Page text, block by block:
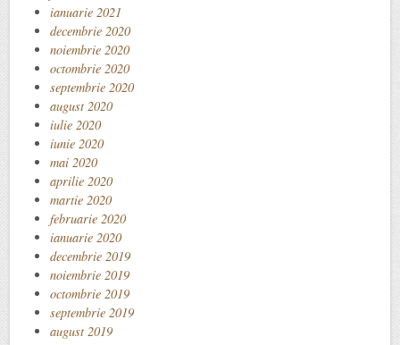
ianuarie 2021
decembrie 2020
noiembrie 2020
octombrie 2020
septembrie 2020
august 2020
iulie 2020
iunie 2020
mai 2020
aprilie 2020
martie 2020
februarie 2020
ianuarie 2020
decembrie 2019
noiembrie 2019
octombrie 2019
septembrie 2019
august 2019